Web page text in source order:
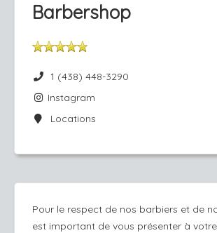
Barbershop
1 (438) 448-3290
Instagram
Locations
Pour le respect de nos barbiers et de
est important de vous présenter à